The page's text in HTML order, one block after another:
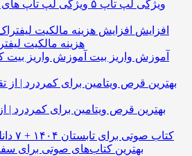
۵ ویژگی لپ تاپ
افزایش
هزینه مالکیت
آموزش واریز بیت
بهترین قرص ویتامین برای کمردرد |
۷ کتاب صوتی برای تابستان ۱۴۰۴ +
بهترین کتاب‌های صوتی برای